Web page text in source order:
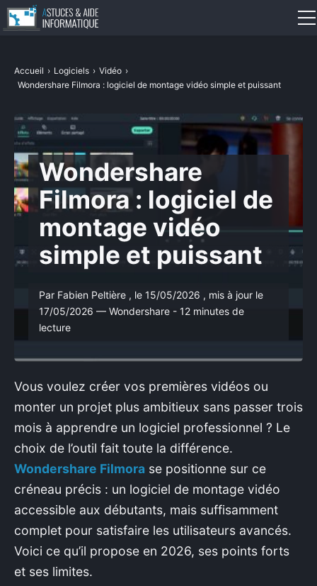
Wondershare
Filmora : logiciel de
montage vidéo
simple et puissant
Par Fabien Peltière , le 15/05/2026 , mis à jour le
17/05/2026 — Wondershare - 12 minutes de
lecture
Accueil › Logiciels › Vidéo ›
Wondershare Filmora : logiciel de montage vidéo simple et puissant
Vous voulez créer vos premières vidéos ou
monter un projet plus ambitieux sans passer trois
mois à apprendre un logiciel professionnel ? Le
choix de l’outil fait toute la différence.
Wondershare Filmora se positionne sur ce
créneau précis : un logiciel de montage vidéo
accessible aux débutants, mais suffisamment
complet pour satisfaire les utilisateurs avancés.
Voici ce qu’il propose en 2026, ses points forts
et ses limites.
Systèmes d’exploitation
Logiciels
Internet
Sécurité
Matériel
IA
Dépannage